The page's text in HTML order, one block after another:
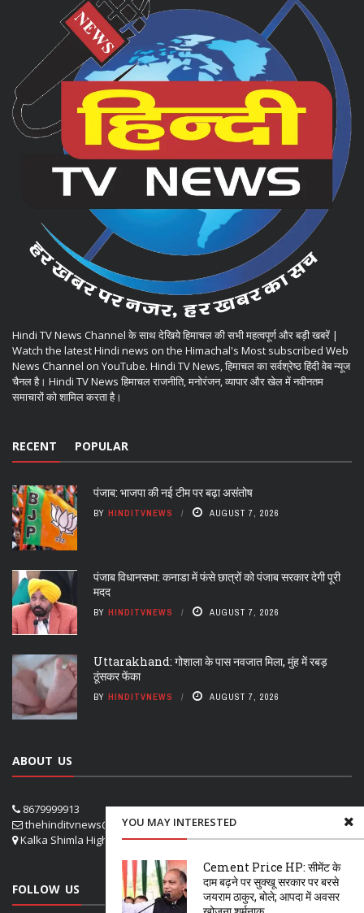
YOU MAY INTERESTED
Cement Price HP: सीमेंट के
दाम बढ़ने पर सुक्खू सरकार पर बरसे
जयराम ठाकुर, बोले; आपदा में अवसर
Hindi TV News Channel के साथ देखिये हिमाचल की सभी महत्वपूर्ण और बड़ी खबरें |
Watch the latest Hindi news on the Himachal's Most subscribed Web
News Channel on YouTube. Hindi TV News, हिमाचल का सर्वश्रेष्ठ हिंदी वेब न्यूज
चैनल है। Hindi TV News हिमाचल राजनीति, मनोरंजन, व्यापार और खेल में नवीनतम
समाचारों को शामिल करता है।
RECENT POPULAR
पंजाब: भाजपा की नई टीम पर बढ़ा असंतोष
BY HINDITVNEWS AUGUST 7, 2026
पंजाब विधानसभा: कनाडा में फंसे छात्रों को पंजाब सरकार देगी पूरी
मदद
BY HINDITVNEWS AUGUST 7, 2026
Uttarakhand: गोशाला के पास नवजात मिला, मुंह में रबड़
ठूंसकर फेंका
BY HINDITVNEWS AUGUST 7, 2026
ABOUT US
8679999913
thehinditvnews@gmail.com
Kalka Shimla Highway- VPO Panog, SHOGHI SHIMLA
FOLLOW US